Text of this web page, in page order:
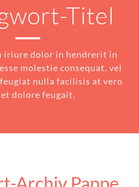
Titel
iriure dolor in hendrerit in
molestie consequat, vel
nulla facilisis at vero
dolore feugait.